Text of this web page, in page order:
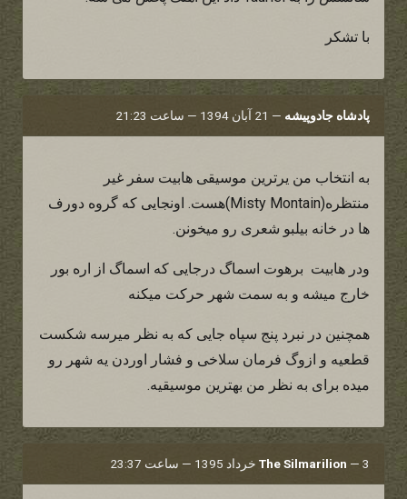
با تشکر
پادشاه جادوپیشه — 21 آبان 1394 — ساعت 21:23
به انتخاب من یرترین موسیقی هابیت سفر غیر
منتظره(Misty Montain)هست. اونجایی که گروه دورف
ها در خانه بیلبو شعری رو میخونن.
ودر هابیت برهوت اسماگ درجایی که اسماگ از اره بور
خارج میشه و به سمت شهر حرکت میکنه
همچنین در نبرد پنج سپاه جایی که به نظر میرسه شکست
قطعیه و ازوگ فرمان سلاخی و فشار اوردن یه شهر رو
میده برای به نظر من بهترین موسیقیه.
The Silmarilion — 3 خرداد 1395 — ساعت 23:37